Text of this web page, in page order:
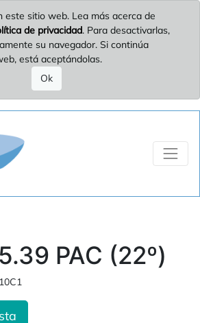
este sitio web. Lea más acerca de
de privacidad. Para desactivarlas,
su navegador. Si continúa
está aceptándolas.
Ok
PAC (22º)